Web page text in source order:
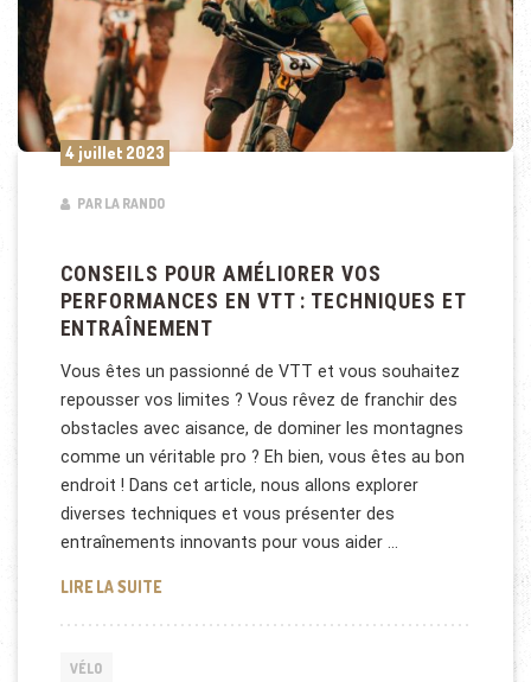
4 juillet 2023
PAR LA RANDO
CONSEILS POUR AMÉLIORER VOS
PERFORMANCES EN VTT : TECHNIQUES ET
ENTRAÎNEMENT
Vous êtes un passionné de VTT et vous souhaitez
repousser vos limites ? Vous rêvez de franchir des
obstacles avec aisance, de dominer les montagnes
comme un véritable pro ? Eh bien, vous êtes au bon
endroit ! Dans cet article, nous allons explorer
diverses techniques et vous présenter des
entraînements innovants pour vous aider …
LIRE LA SUITECONSEILS POUR AMÉLIORER VOS
VÉLO